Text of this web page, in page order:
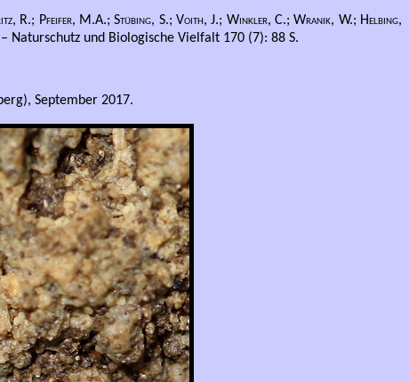
R.; Pfeifer, M.A.; Stübing, S.; Voith, J.; Winkler, C.; Wranik, W.; Helbing,
Naturschutz und Biologische Vielfalt 170 (7): 88 S.
September 2017.